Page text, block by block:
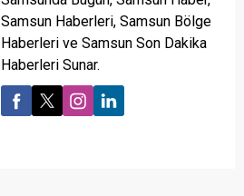
Samsun Haberleri, Samsun Bölge
Haberleri ve Samsun Son Dakika
Haberleri Sunar.